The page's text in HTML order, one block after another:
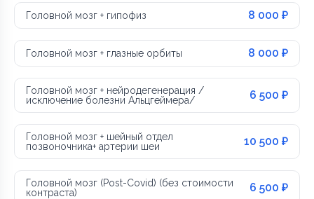
Головной мозг + гипофиз 8 000 ₽
Головной мозг + глазные орбиты 8 000 ₽
Головной мозг + нейродегенерация /
исключение болезни Альцгеймера/
6 500 ₽
Головной мозг + шейный отдел
позвоночника+ артерии шеи
10 500 ₽
Головной мозг (Post-Covid) (без стоимости
контраста)
6 500 ₽